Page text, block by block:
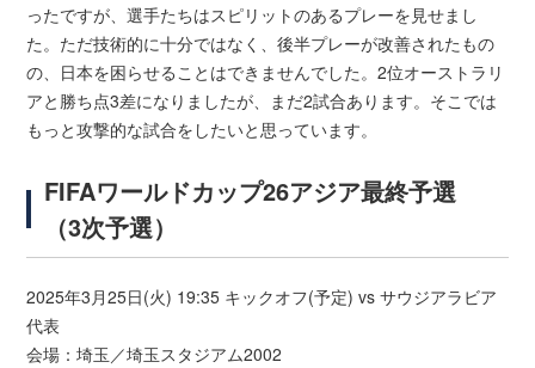
ったですが、選手たちはスピリットのあるプレーを見せまし
た。ただ技術的に十分ではなく、後半プレーが改善されたもの
の、日本を困らせることはできませんでした。2位オーストラリ
アと勝ち点3差になりましたが、まだ2試合あります。そこでは
もっと攻撃的な試合をしたいと思っています。
FIFAワールドカップ26アジア最終予選
（3次予選）
2025年3月25日(火) 19:35 キックオフ(予定) vs サウジアラビア
代表
会場：埼玉／埼玉スタジアム2002